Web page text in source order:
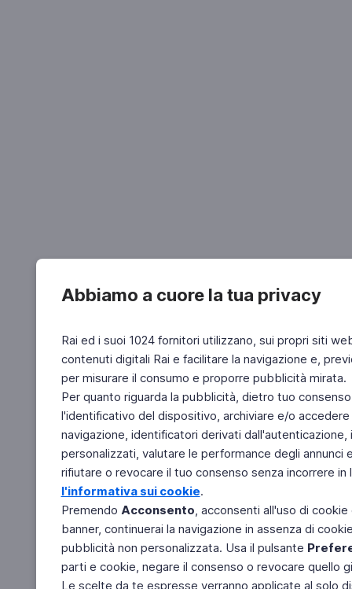
Abbiamo a cuore la tua privacy
Rai ed i suoi 1024 fornitori utilizzano, sui propri siti
contenuti digitali Rai e facilitare la navigazione e,
per misurare il consumo e proporre pubblicità mirata.
Per quanto riguarda la pubblicità, dietro tuo
l'identificativo del dispositivo, archiviare e/o
navigazione, identificatori derivati
personalizzati, valutare le performance degli
rifiutare o revocare il tuo consenso senza incorrere
l'informativa sui cookie.
Premendo Acconsento, acconsenti all'uso di
banner, continuerai la navigazione in assenza di
pubblicità non personalizzata. Usa il pulsante
parti e cookie, negare il consenso o revocare quello
Le scelte da te espresse verranno applicate al solo